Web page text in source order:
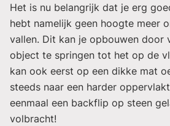
Het is nu belangrijk dat je erg
hebt namelijk geen hoogte meer
vallen. Dit kan je opbouwen door
object te springen tot het op de
kan ook eerst op een dikke mat
steeds naar een harder
eenmaal een backflip op steen
volbracht!